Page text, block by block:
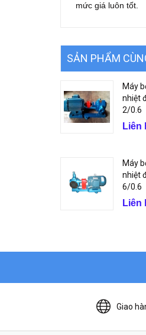
mức giá luôn tốt.
SẢN PHẨM
Máy
nhiệt
2/0.6
Liên
Máy
nhiệt
6/0.6
Liên
Giao